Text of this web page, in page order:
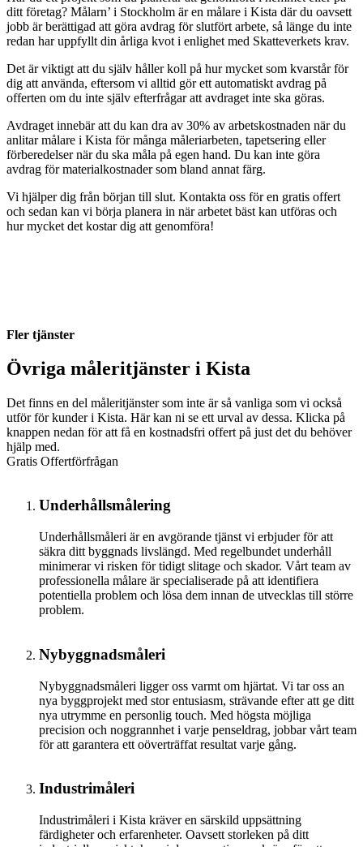
ditt företag? Målarn’ i Stockholm är en målare i Kista där du oavsett
jobb är berättigad att göra avdrag för slutfört arbete, så länge du inte
redan har uppfyllt din årliga kvot i enlighet med Skatteverkets krav.
Det är viktigt att du själv håller koll på hur mycket som kvarstår för
dig att använda, eftersom vi alltid gör ett automatiskt avdrag på
offerten om du inte själv efterfrågar att avdraget inte ska göras.
Avdraget innebär att du kan dra av 30% av arbetskostnaden när du
anlitar målare i Kista för många måleriarbeten, tapetsering eller
förberedelser när du ska måla på egen hand. Du kan inte göra
avdrag för materialkostnader som bland annat färg.
Vi hjälper dig från början till slut. Kontakta oss för en gratis offert
och sedan kan vi börja planera in när arbetet bäst kan utföras och
hur mycket det kostar dig att genomföra!
Fler tjänster
Övriga måleritjänster i Kista
Det finns en del måleritjänster som inte är så vanliga som vi också
utför för kunder i Kista. Här kan ni se ett urval av dessa. Klicka på
knappen nedan för att få en kostnadsfri offert på just det du behöver
hjälp med.
Gratis Offertförfrågan
Underhållsmålering
Underhållsmåleri är en avgörande tjänst vi erbjuder för att
säkra ditt byggnads livslängd. Med regelbundet underhåll
minimerar vi risken för tidigt slitage och skador. Vårt team av
professionella målare är specialiserade på att identifiera
potentiella problem och lösa dem innan de utvecklas till större
problem.
Nybyggnadsmåleri
Nybyggnadsmåleri ligger oss varmt om hjärtat. Vi tar oss an
nya byggprojekt med stor entusiasm, strävande efter att ge ditt
nya utrymme en personlig touch. Med högsta möjliga
precision och noggrannhet i varje penseldrag, jobbar vårt team
för att garantera ett oöverträffat resultat varje gång.
Industrimåleri
Industrimåleri i Kista kräver en särskild uppsättning
färdigheter och erfarenheter. Oavsett storleken på ditt